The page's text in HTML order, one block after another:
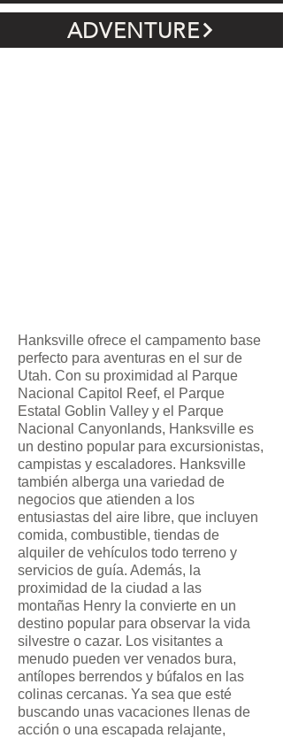
ADVENTURE
Hanksville ofrece el campamento base
perfecto para aventuras en el sur de
Utah. Con su proximidad al Parque
Nacional Capitol Reef, el Parque
Estatal Goblin Valley y el Parque
Nacional Canyonlands, Hanksville es
un destino popular para excursionistas,
campistas y escaladores. Hanksville
también alberga una variedad de
negocios que atienden a los
entusiastas del aire libre, que incluyen
comida, combustible, tiendas de
alquiler de vehículos todo terreno y
servicios de guía. Además, la
proximidad de la ciudad a las
montañas Henry la convierte en un
destino popular para observar la vida
silvestre o cazar. Los visitantes a
menudo pueden ver venados bura,
antílopes berrendos y búfalos en las
colinas cercanas. Ya sea que esté
buscando unas vacaciones llenas de
acción o una escapada relajante,